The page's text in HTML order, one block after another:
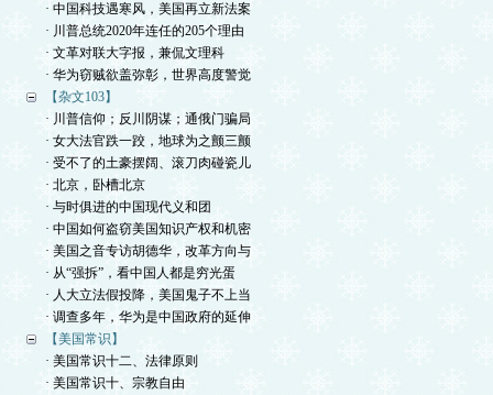
· 中国科技遇寒风，美国再立新法案
· 川普总统2020年连任的205个理由
· 文革对联大字报，兼侃文理科
· 华为窃贼欲盖弥彰，世界高度警觉
【杂文103】
· 川普信仰；反川阴谋；通俄门骗局
· 女大法官跌一跤，地球为之颤三颤
· 受不了的土豪摆阔、滚刀肉碰瓷儿
· 北京，卧槽北京
· 与时俱进的中国现代义和团
· 中国如何盗窃美国知识产权和机密
· 美国之音专访胡德华，改革方向与
· 从“强拆”，看中国人都是穷光蛋
· 人大立法假投降，美国鬼子不上当
· 调查多年，华为是中国政府的延伸
【美国常识】
· 美国常识十二、法律原则
· 美国常识十、宗教自由